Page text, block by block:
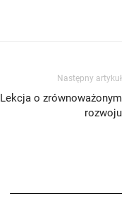
Następny artykuł
Lekcja o zrównoważonym
rozwoju